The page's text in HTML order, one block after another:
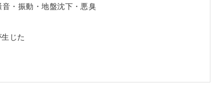
・振動・地盤沈下・悪臭
じた